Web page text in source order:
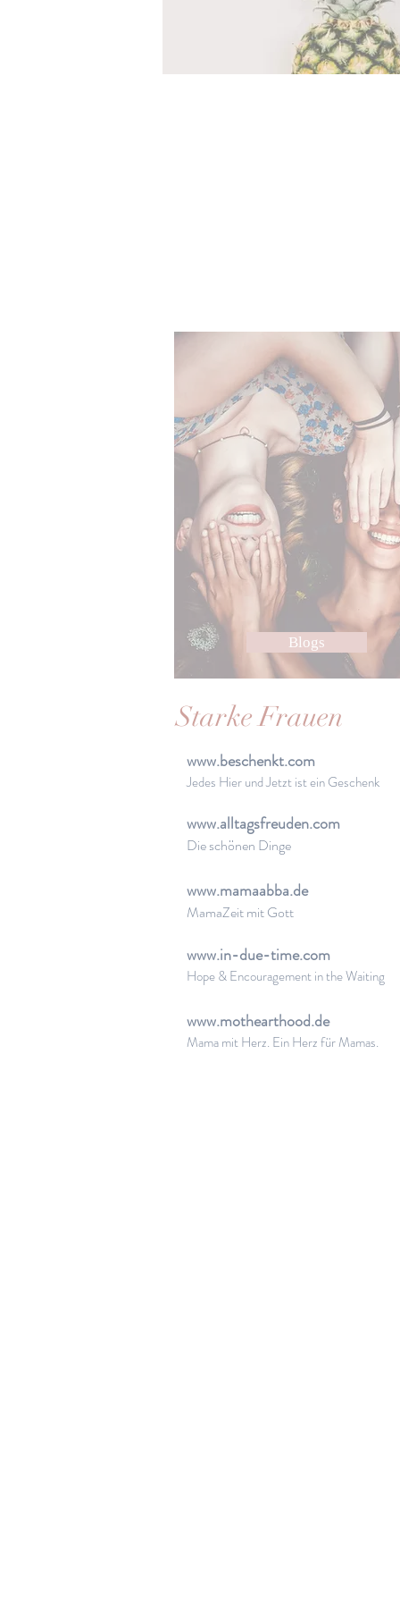
Blogs
Starke Frauen
www.beschenkt.com
Jedes Hier und Jetzt ist ein Geschenk
www.alltagsfreuden.com
Die schönen Dinge
www.mamaabba.de
MamaZeit mit Gott
www.in-due-time.com
Hope & Encouragement in the Waiting
www.mothearthood.de
Mama mit Herz. Ein Herz für Mamas.